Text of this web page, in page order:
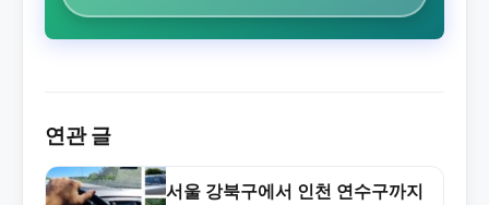
연관 글
서울 강북구에서 인천 연수구까지